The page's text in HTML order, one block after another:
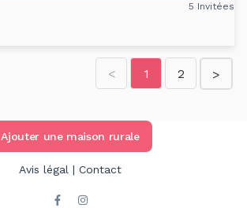
5 Invitées
< 1 2 >
Ajouter une maison rurale
Avis légal | Contact